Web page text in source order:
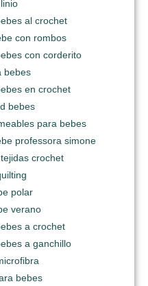
al crochet
con rombos
con corderito
bebes
en crochet
bebes
para bebes
professora simone
crochet
polar
verano
a crochet
a ganchillo
bebes